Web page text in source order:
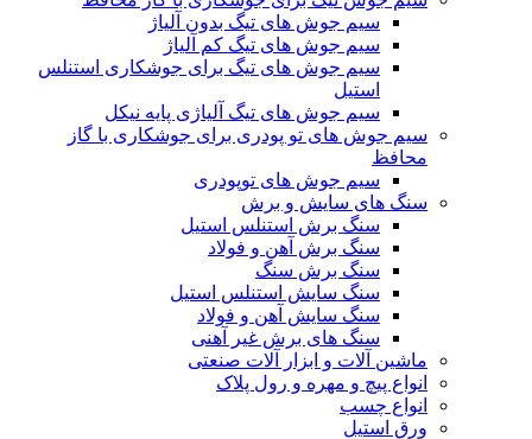
سیم جوش های تیگ بدون آلیاژ
سیم جوش های تیگ کم آلیاژ
سیم جوش های تیگ برای جوشکاری استنلس
استیل
سیم جوش های تیگ آلیاژی پایه نیکل
سیم جوش های تو پودری برای جوشکاری با گاز
محافظ
سیم جوش های توپودری
سنگ های سایش و برش
سنگ برش استنلس استیل
سنگ برش آهن و فولاد
سنگ برش سنگ
سنگ سایش استنلس استیل
سنگ سایش آهن و فولاد
سنگ های برش غیر آهنی
ماشین آلات و ابزار آلات صنعتی
انواع پیچ و مهره و رول پلاک
انواع چسب
ورق استیل